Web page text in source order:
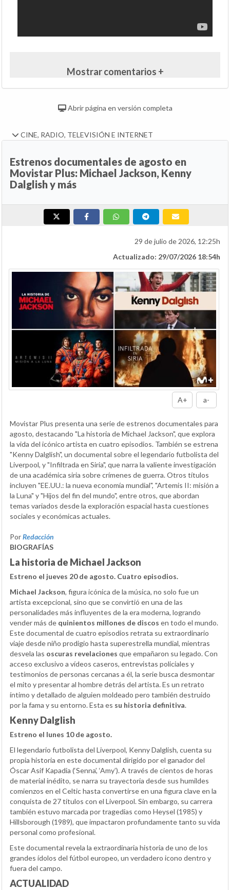
Mostrar comentarios +
Abrir página en versión completa
CINE, RADIO, TELEVISIÓN E INTERNET
Estrenos documentales de agosto en
Movistar Plus: Michael Jackson, Kenny
Dalglish y más
29 de julio de 2026, 12:25h
Actualizado: 29/07/2026 18:54h
A+ a-
Movistar Plus presenta una serie de estrenos documentales para
agosto, destacando "La historia de Michael Jackson", que explora
la vida del icónico artista en cuatro episodios. También se estrena
"Kenny Dalglish", un documental sobre el legendario futbolista del
Liverpool, y "Infiltrada en Siria", que narra la valiente investigación
de una académica siria sobre crímenes de guerra. Otros títulos
incluyen "EE.UU.: la nueva economía mundial", "Artemis II: misión a
la Luna" y "Hijos del fin del mundo", entre otros, que abordan
temas variados desde la exploración espacial hasta cuestiones
sociales y económicas actuales.
PorRedacción
BIOGRAFÍAS
La historia de Michael Jackson
Estreno el jueves 20 de agosto. Cuatro episodios.
Michael Jackson, figura icónica de la música, no solo fue un
artista excepcional, sino que se convirtió en una de las
personalidades más influyentes de la era moderna, logrando
vender más de quinientos millones de discos en todo el mundo.
Este documental de cuatro episodios retrata su extraordinario
viaje desde niño prodigio hasta superestrella mundial, mientras
desvela las oscuras revelaciones que empañaron su legado. Con
acceso exclusivo a vídeos caseros, entrevistas policiales y
testimonios de personas cercanas a él, la serie busca desmontar
el mito y presentar al hombre detrás del artista. Es un retrato
íntimo y detallado de alguien moldeado pero también destruido
por la fama y su entorno. Esta es su historia definitiva.
Kenny Dalglish
Estreno el lunes 10 de agosto.
El legendario futbolista del Liverpool, Kenny Dalglish, cuenta su
propia historia en este documental dirigido por el ganador del
Óscar Asif Kapadia (‘Senna’, ‘Amy’). A través de cientos de horas
de material inédito, se narra su trayectoria desde sus humildes
comienzos en el Celtic hasta convertirse en una figura clave en la
conquista de 27 títulos con el Liverpool. Sin embargo, su carrera
también estuvo marcada por tragedias como Heysel (1985) y
Hillsborough (1989), que impactaron profundamente tanto su vida
personal como profesional.
Este documental revela la extraordinaria historia de uno de los
grandes ídolos del fútbol europeo, un verdadero icono dentro y
fuera del campo.
ACTUALIDAD